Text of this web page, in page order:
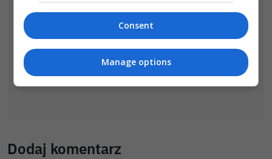
Dodaj komentarz
Consent
Manage options